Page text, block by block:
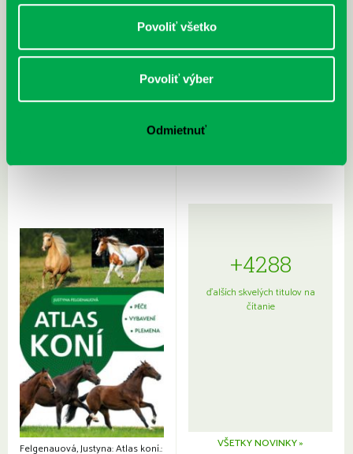
Povoliť všetko
Povoliť výber
Odmietnuť
Sprievodca po hviezdnej oblohe
kompletný sprievodca
japonskou kuchyňou a etiketou
Felgenauová, Justyna: Atlas koní.:
+4288
ďalších skvelých titulov na
čítanie
VŠETKY NOVINKY »